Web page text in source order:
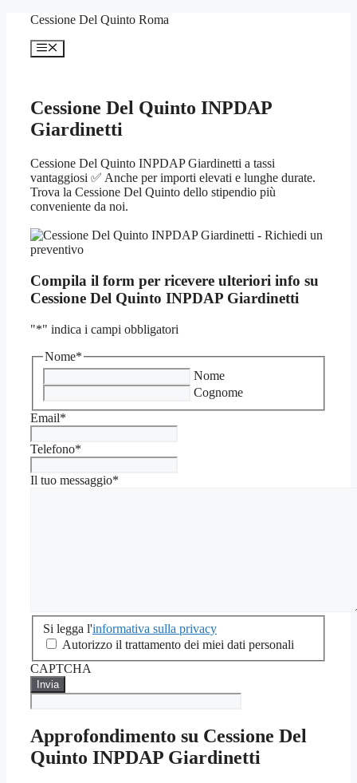
contenuto
Cessione Del Quinto Roma
Menu
Cessione Del Quinto INPDAP
Giardinetti
Cessione Del Quinto INPDAP Giardinetti a tassi
vantaggiosi ✅ Anche per importi elevati e lunghe durate.
Trova la Cessione Del Quinto dello stipendio più
conveniente da noi.
Compila il form per ricevere ulteriori info su
Cessione Del Quinto INPDAP Giardinetti
"*" indica i campi obbligatori
Nome*
Nome
Cognome
Email*
Telefono*
Il tuo messaggio*
Si
legga
sulla
privacy
Si legga l'informativa sulla privacy
Autorizzo il trattamento dei miei dati personali
CAPTCHA
Approfondimento su Cessione Del
Quinto INPDAP Giardinetti